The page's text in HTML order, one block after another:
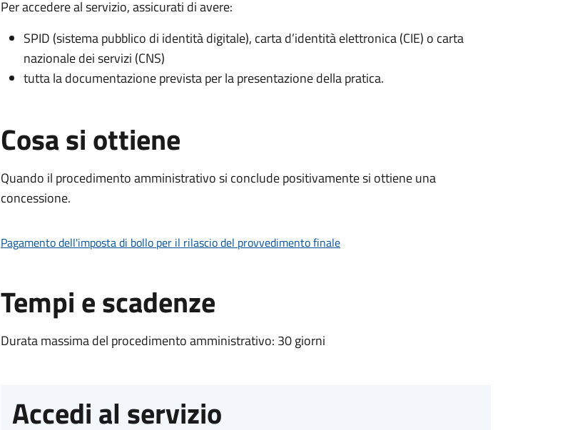
Per accedere al servizio, assicurati di avere:
SPID (sistema pubblico di identità digitale), carta d’identità elettronica (CIE) o carta
nazionale dei servizi (CNS)
tutta la documentazione prevista per la presentazione della pratica.
Cosa si ottiene
Quando il procedimento amministrativo si conclude positivamente si ottiene una
concessione.
Pagamento dell'imposta di bollo per il rilascio del provvedimento finale
Tempi e scadenze
Durata massima del procedimento amministrativo: 30 giorni
Accedi al servizio